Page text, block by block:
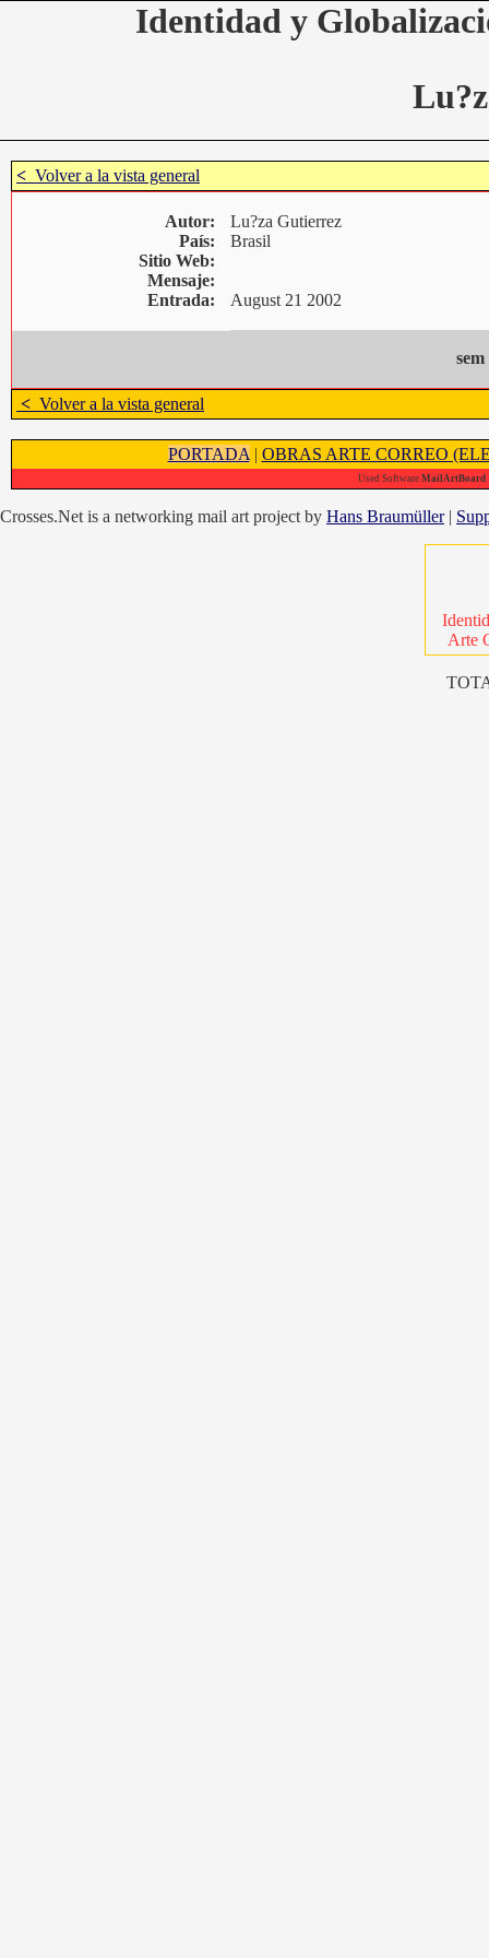
Identidad y
< Volver a la vista general
Autor:
País:
Sitio Web:
Mensaje:
Lu?za Gutierrez
Brasil
Entrada: August 21 2002
< Volver a la vista general
PORTADA | OBRAS ARTE CORREO
Used Software MailArtBoard
Crosses.Net is a networking mail art project by Hans Braumüller|
Arte